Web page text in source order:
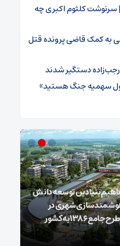
کلثوم اکبری چه
به کمک قاضی پرونده قتل
سهمیه جنگ هستید»
بنیادین توسعه دانش
هوشمندسازی شهری در
بن‌بست ماندند/انحراف از طرح جامع ۱۳۸۶ به کشور